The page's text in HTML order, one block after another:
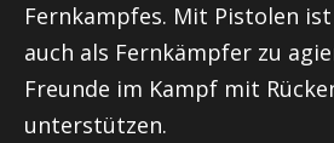
Fernkampfes. Mit Pistolen
auch als Fernkämpfer zu
Freunde im Kampf mit
unterstützen.